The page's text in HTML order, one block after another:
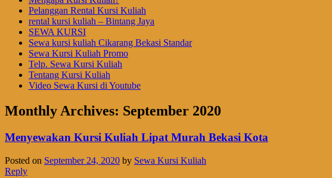
Pelanggan Rental Kursi Kuliah
rental kursi kuliah – Bintang Jaya
SEWA KURSI
Sewa kursi kuliah Cikarang Bekasi Standar
Sewa Kursi Kuliah Promo
Telp. Sewa Kursi Kuliah
Tentang Kursi Kuliah
Video Sewa Kursi di Youtube
Monthly Archives: September 2020
Menyewakan Kursi Kuliah Lipat Murah Bekasi Kota
Posted on September 24, 2020 by Sewa Kursi Kuliah
Reply